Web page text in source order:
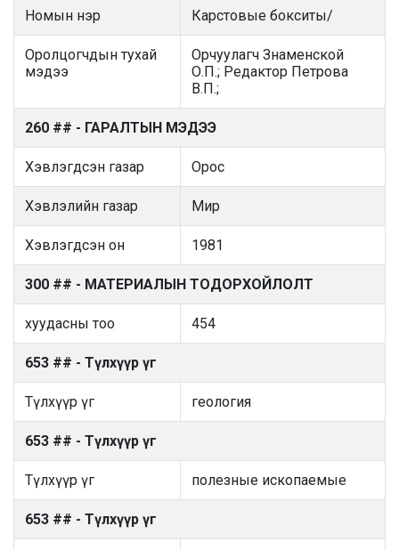
Номын нэр Карстовые бокситы/
Оролцогчдын тухай
мэдээ
Орчуулагч Знаменской
О.П.; Редактор Петрова
В.П.;
260 ## - ГАРАЛТЫН МЭДЭЭ
Хэвлэгдсэн газар Орос
Хэвлэлийн газар Мир
Хэвлэгдсэн он 1981
300 ## - МАТЕРИАЛЫН ТОДОРХОЙЛОЛТ
хуудасны тоо 454
653 ## - Түлхүүр үг
Түлхүүр үг геология
653 ## - Түлхүүр үг
Түлхүүр үг полезные ископаемые
653 ## - Түлхүүр үг